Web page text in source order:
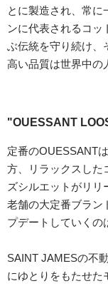
とに製造され、常に
ンに代表されるコッ
ぶ伝統を守り続け、
高い品質は世界中の
"OUESSANT
定番のOUESSANT
方、リラックスした
ズシルエットがリリ
老舗の大定番ブラン
プデートしていくの
SAINT JAMESの不
にゆとりをもたせた